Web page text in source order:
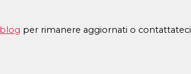
blog per rimanere aggiornati o contattateci